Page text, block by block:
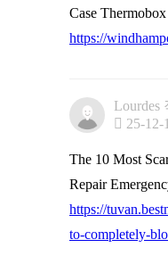
Case
https://
Lourdes
25-12-
The 10 Most
Repair
https://
to-completely-